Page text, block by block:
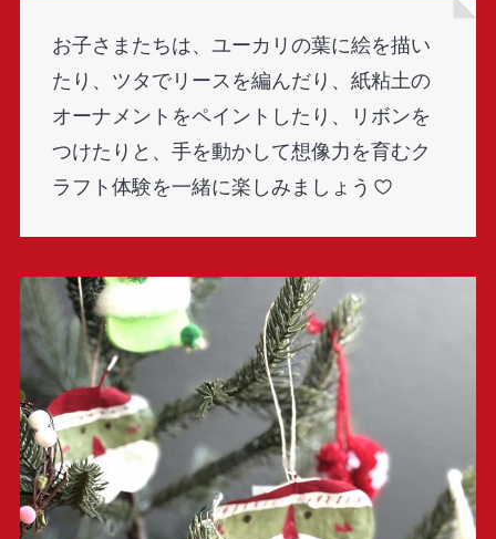
お子さまたちは、ユーカリの葉に絵を描い
たり、ツタでリースを編んだり、紙粘土の
オーナメントをペイントしたり、リボンを
つけたりと、手を動かして想像力を育むク
ラフト体験を一緒に楽しみましょう